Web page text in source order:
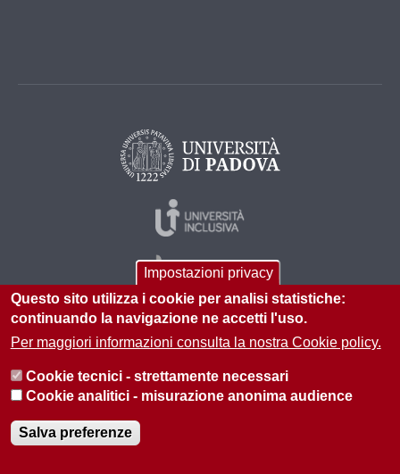
© 2026 Università di Padova - Tutti i diritti riservati
P.I. 00742430283 C.F. 80006480281
Informazioni sul sito Privacy policy
Impostazioni privacy
Questo sito utilizza i cookie per analisi statistiche:
continuando la navigazione ne accetti l'uso.
Per maggiori informazioni consulta la nostra Cookie policy.
Cookie tecnici - strettamente necessari
Cookie analitici - misurazione anonima audience
Salva preferenze